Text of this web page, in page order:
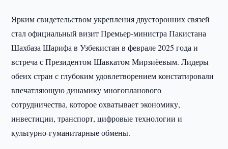
Ярким свидетельством укрепления двусторонних связей
стал официальный визит Премьер-министра Пакистана
Шахбаза Шарифа в Узбекистан в феврале 2025 года и
встреча с Президентом Шавкатом Мирзиёевым. Лидеры
обеих стран с глубоким удовлетворением констатировали
впечатляющую динамику многопланового
сотрудничества, которое охватывает экономику,
инвестиции, транспорт, цифровые технологии и
культурно-гуманитарные обмены.